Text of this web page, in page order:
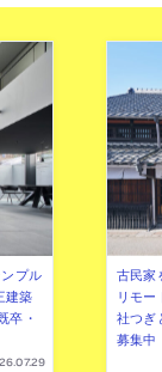
プル
建築
卒・
古民家
リモ
社つぎ
募集中